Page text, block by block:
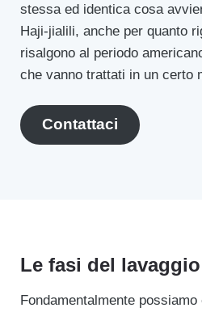
stessa ed identica cosa
Haji-jialili, anche per quanto
risalgono al periodo
che vanno trattati in un certo
Contattaci
Le fasi del
Fondamentalmente